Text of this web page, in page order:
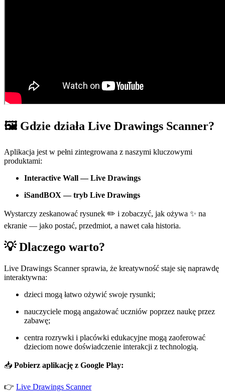
🖼 Gdzie działa Live Drawings Scanner?
Aplikacja jest w pełni zintegrowana z naszymi kluczowymi
produktami:
Interactive Wall — Live Drawings
iSandBOX — tryb Live Drawings
Wystarczy zeskanować rysunek ✏️ i zobaczyć, jak ożywa ✨ na
ekranie — jako postać, przedmiot, a nawet cała historia.
💡 Dlaczego warto?
Live Drawings Scanner sprawia, że kreatywność staje się naprawdę
interaktywna:
dzieci mogą łatwo ożywić swoje rysunki;
nauczyciele mogą angażować uczniów poprzez naukę przez
zabawę;
centra rozrywki i placówki edukacyjne mogą zaoferować
dzieciom nowe doświadczenie interakcji z technologią.
📥 Pobierz aplikację z Google Play:
👉 Live Drawings Scanner